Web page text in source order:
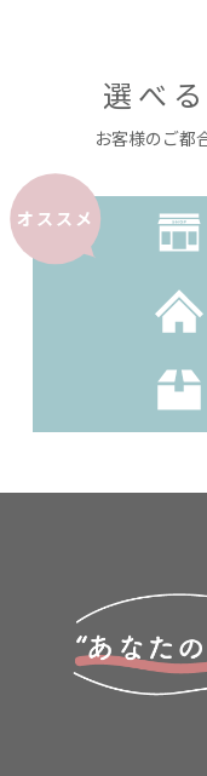
選べ
お客様のご都
オススメ